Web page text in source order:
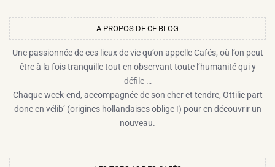
A PROPOS DE CE BLOG​
Une passionnée de ces lieux de vie qu’on appelle Cafés, où l’on peut
être à la fois tranquille tout en observant toute l’humanité qui y
défile …
Chaque week-end, accompagnée de son cher et tendre, Ottilie part
donc en vélib’ (origines hollandaises oblige !) pour en découvrir un
nouveau.